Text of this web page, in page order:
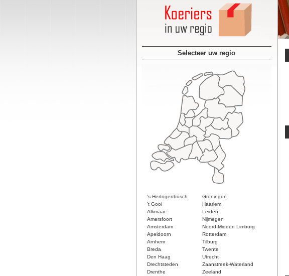
Selecteer uw regio
's-Hertogenbosch
Groningen
't Gooi
Haarlem
Alkmaar
Leiden
Amersfoort
Nijmegen
Amsterdam
Noord-Midden Limburg
Apeldoorn
Rotterdam
Arnhem
Tilburg
Breda
Twente
Den Haag
Utrecht
Drechtsteden
Zaanstreek-Waterland
Drenthe
Zeeland